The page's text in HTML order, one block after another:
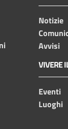
Notizie
Avvisi
VIVERE
Eventi
Luoghi